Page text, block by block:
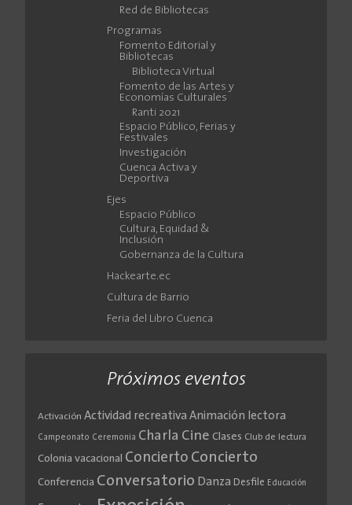
Red de Bibliotecas
Programas
Fomento Editorial y
Bibliotecas
Biblioteca Virtual
Fomento de las Artes y
Economías Culturales
Ranti 2021
Espacio Público, Ferias y
Festivales
Investigación
Cuenca Activa y
Deportiva
Ejes
Espacio Público
Cultura, Equidad &
Inclusión
Gobernanza de la Cultura
Hackearte.ec
Cultura de Barrio
Feria del Libro Cuenca
Próximos eventos
Activación Actividad recreativa Animación lectora
Campeonato Ceremonia Charla Cine Clases Club de lectura
Colonia vacacional Concierto Concierto
Conferencia Conversatorio Danza Desfile Educación